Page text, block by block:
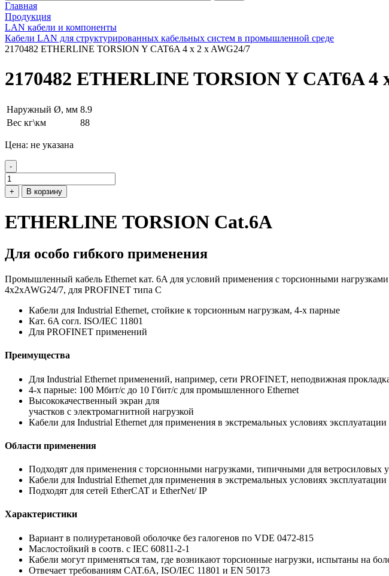
Главная
Продукция
LAN кабели и компоненты
Кабели LAN для структурированных кабельных систем в промышленной среде
2170482 ETHERLINE TORSION Y CAT6A 4 x 2 x AWG24/7
2170482 ETHERLINE TORSION Y CAT6A 4
Наружный Ø, мм 8.9
Вес кг\км
88
Цена: не указана
-
+ В корзину
ETHERLINE TORSION Cat.6A
Для особо гибкого применения
Промышленный кабель Ethernet кат. 6A для условий применения с торсионными
4x2xAWG24/7, для PROFINET типа С
Кабели для Industrial Ethernet, стойкие к торсионным нагрузкам, 4-х парные
Кат. 6A согл. ISO/IEC 11801
Для PROFINET применений
Преимущества
Для Industrial Ethernet применений, например, сети PROFINET, неподвижная
4-х парные: 100 Мбит/с до 10 Гбит/с для промышленного Ethernet
Высококачественный экран для
участков с электромагнитной нагрузкой
Кабели для Industrial Ethernet для применения в экстремальных условиях эксплуатации
Области применения
Подходят для применения с торсионными нагрузками, типичными для ветросиловых
Кабели для Industrial Ethernet для применения в экстремальных условиях эксплуатации
Подходят для сетей EtherCAT и EtherNet/ IP
Характеристики
Вариант в полиуретановой оболочке без галогенов по VDE 0472-815
Маслостойкий в соотв. с IEC 60811-2-1
Кабели могут применяться там, где возникают торсионные нагрузки, испытаны на
Отвечает требованиям CAT.6A, ISO/IEC 11801 и EN 50173